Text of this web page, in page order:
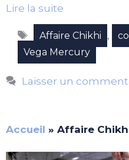
Lire la suite
Étiquettes
Affaire Chikhi ,
Vega Mercury
Laisser un
Accueil » Affaire